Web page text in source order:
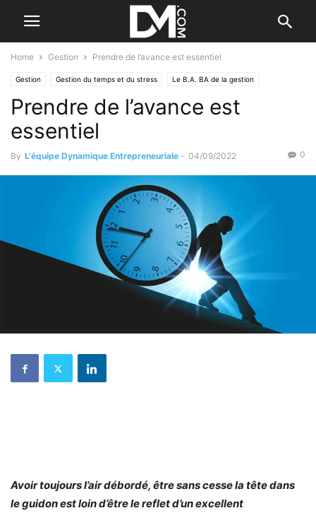
Home Gestion Prendre de l’avance est essentiel
Gestion Gestion du temps et du stress Le B.A. BA de la gestion
Management
Prendre de l’avance est
essentiel
By L'équipe Dynamique Entrepreneuriale - 04/09/2022 0
Avoir toujours l’air débordé, être sans cesse la tête dans
le guidon est loin d’être le reflet d’un excellent